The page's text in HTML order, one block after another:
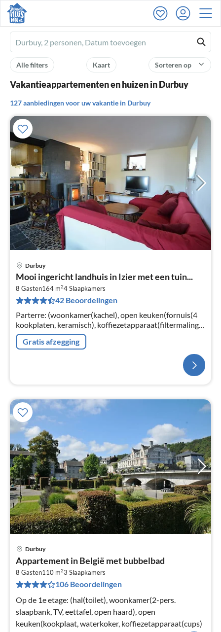
Ferienhausmiete
logo
Sorteren op
Kaart
Alle filters
Vakantieappartementen en huizen in Durbuy
127 aanbiedingen voor uw vakantie in Durbuy
Durbuy
Mooi ingericht landhuis in Izier met een tuin...
8 Gasten164 m24Slaapkamers
42 Beoordelingen
Parterre: (woonkamer(kachel), open keuken(fornuis(4
kookplaten, keramisch), koffiezetapparaat(filtermaling),
oven, magnetron, afwasmachine, koelkast)
Gratis afzegging
Durbuy
Appartement in België met bubbelbad
8 Gasten110 m23 Slaapkamers
106 Beoordelingen
Op de 1e etage: (hal(toilet), woonkamer(2-pers.
slaapbank, TV, eettafel, open haard), open
keuken(kookplaat, waterkoker, koffiezetapparaat(cups)